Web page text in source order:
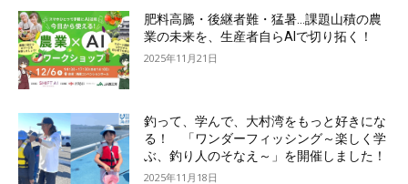
肥料高騰・後継者難・猛暑…課題山積の農
業の未来を、生産者自らAIで切り拓く！
2025年11月21日
釣って、学んで、大村湾をもっと好きにな
る！ 「ワンダーフィッシング～楽しく学
ぶ、釣り人のそなえ～」を開催しました！
2025年11月18日